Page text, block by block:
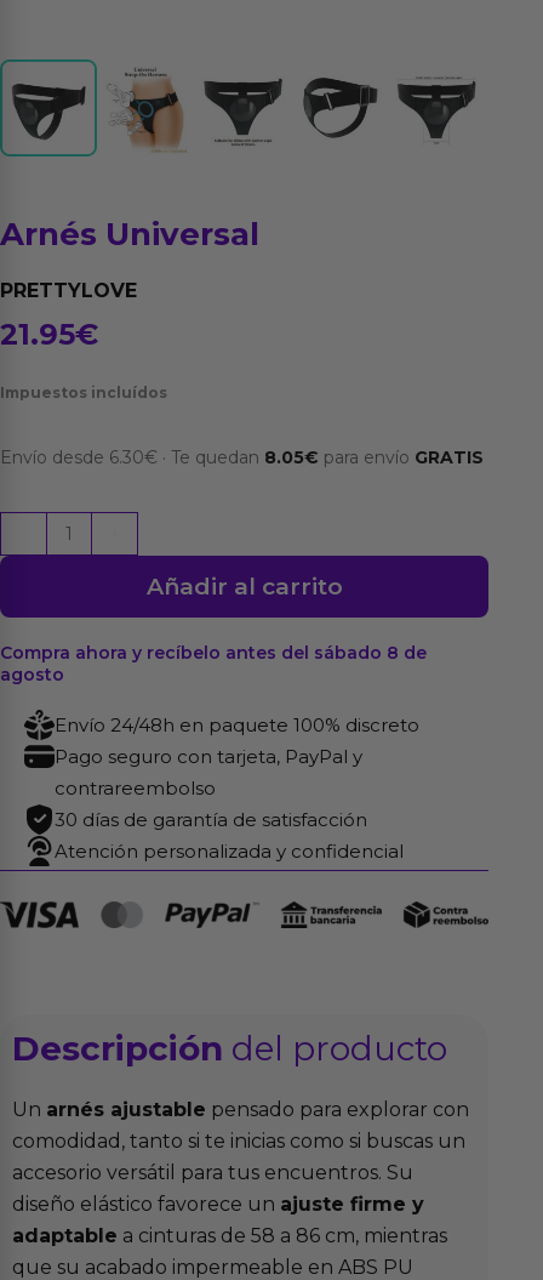
Arnés Universal
PRETTYLOVE
21.95€
Impuestos incluídos
Envío desde 6.30€ · Te quedan 8.05€ para envío GRATIS
Universal
Añadir al carrito
Compra ahora y recíbelo antes del sábado 8 de
agosto
Envío 24/48h en paquete 100% discreto
Pago seguro con tarjeta, PayPal y
contrareembolso
30 días de garantía de satisfacción
Atención personalizada y confidencial
Descripción del producto
Un arnés ajustable pensado para explorar con
comodidad, tanto si te inicias como si buscas un
accesorio versátil para tus encuentros. Su
diseño elástico favorece un ajuste firme y
adaptable a cinturas de 58 a 86 cm, mientras
que su acabado impermeable en ABS PU